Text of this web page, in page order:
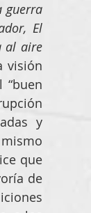
guerra
El
al aire
visión
y
que
de